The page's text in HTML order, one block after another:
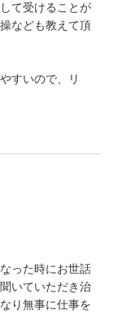
て受けることが
なども教えて頂
すいので、リ
った時にお世話
いていただき治
り無事に仕事を